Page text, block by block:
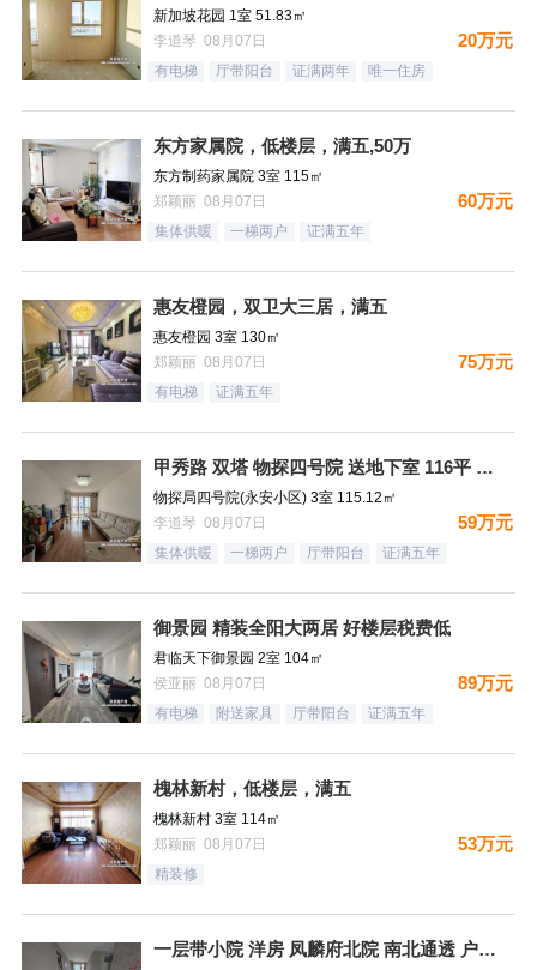
新加坡花园 1室 51.83㎡
李道琴 08月07日
20万元
有电梯 厅带阳台 证满两年 唯一住房
东方家属院，低楼层，满五,50万
东方制药家属院 3室 115㎡
郑颖丽 08月07日
60万元
集体供暖 一梯两户 证满五年
惠友橙园，双卫大三居，满五
惠友橙园 3室 130㎡
郑颖丽 08月07日
75万元
有电梯 证满五年
甲秀路 双塔 物探四号院 送地下室 116平 正规南北通透三
物探局四号院(永安小区) 3室 115.12㎡
李道琴 08月07日
59万元
集体供暖 一梯两户 厅带阳台 证满五年
御景园 精装全阳大两居 好楼层税费低
君临天下御景园 2室 104㎡
侯亚丽 08月07日
89万元
有电梯 附送家具 厅带阳台 证满五年
槐林新村，低楼层，满五
槐林新村 3室 114㎡
郑颖丽 08月07日
53万元
精装修
一层带小院 洋房 凤麟府北院 南北通透 户型方正 看房有钥